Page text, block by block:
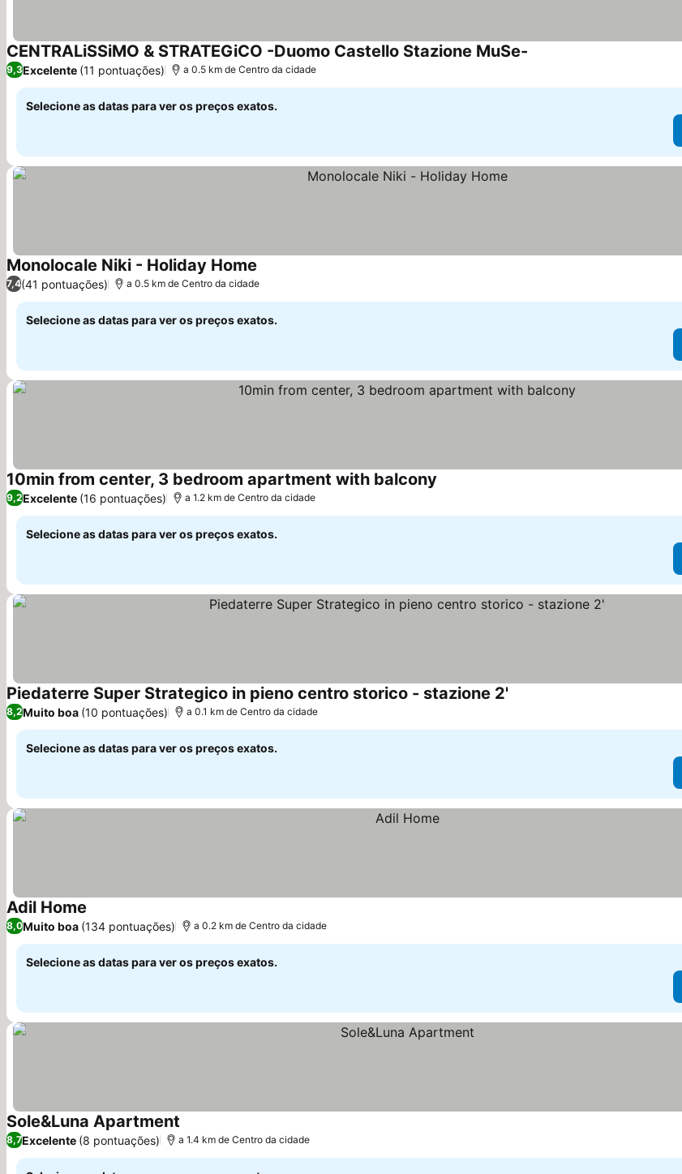
CENTRALiSSiMO & STRATEGiCO -Duomo Castello Stazione MuSe-
9,3Excelente (11 pontuações) a 0.5 km de Centro da cidade
Selecione as datas para ver os preços exatos.
Monolocale Niki - Holiday Home
7,4(41 pontuações) a 0.5 km de Centro da cidade
Selecione as datas para ver os preços exatos.
10min from center, 3 bedroom apartment with balcony
9,2Excelente (16 pontuações) a 1.2 km de Centro da cidade
Selecione as datas para ver os preços exatos.
Piedaterre Super Strategico in pieno centro storico - stazione 2'
8,2Muito boa (10 pontuações) a 0.1 km de Centro da cidade
Selecione as datas para ver os preços exatos.
Adil Home
8,0Muito boa (134 pontuações) a 0.2 km de Centro da cidade
Selecione as datas para ver os preços exatos.
Sole&Luna Apartment
8,7Excelente (8 pontuações) a 1.4 km de Centro da cidade